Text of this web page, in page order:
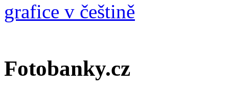
Fotobanky.cz